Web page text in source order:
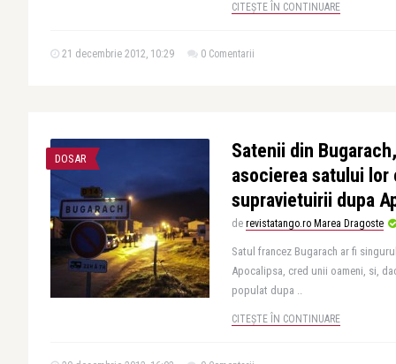
CITEȘTE ÎN CONTINUARE
21 decembrie 2012, 10:29 0 Comentarii
DOSAR
Satenii din
asocierea satului lor
supravietuirii dupa
de revistatango.ro Marea Dragoste
Satul francez Bugarach ar fi
Apocalipsa, cred unii oameni, si,
populat dupa ..
CITEȘTE ÎN CONTINUARE